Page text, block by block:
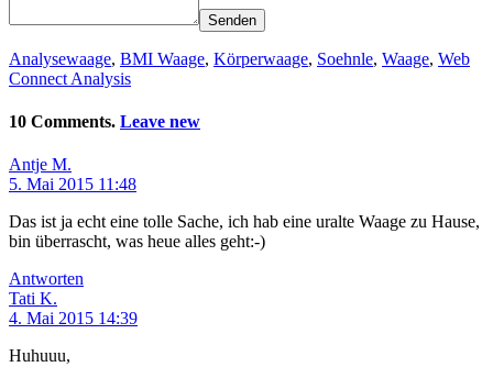
Senden
Analysewaage, BMI Waage, Körperwaage, Soehnle, Waage, Web
Connect Analysis
10 Comments. Leave new
Antje M.
5. Mai 2015 11:48
Das ist ja echt eine tolle Sache, ich hab eine uralte Waage zu Hause,
bin überrascht, was heue alles geht:-)
Antworten
Tati K.
4. Mai 2015 14:39
Huhuuu,